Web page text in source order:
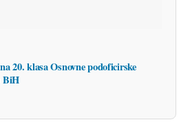
20. klasa Osnovne podoficirske
BiH